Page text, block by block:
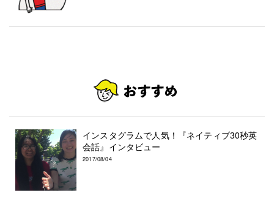
インスタグラムで人気！『ネイティブ30秒英
会話』インタビュー
2017/08/04